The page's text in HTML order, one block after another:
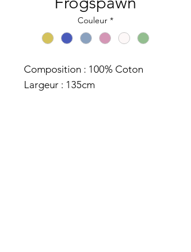
Couleur *
Composition : 100% Coton
Largeur : 135cm